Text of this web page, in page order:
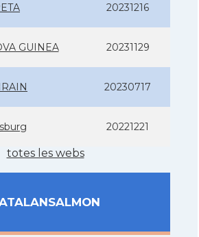
20231216
GUINEA 20231129
20230717
20221221
totes les webs